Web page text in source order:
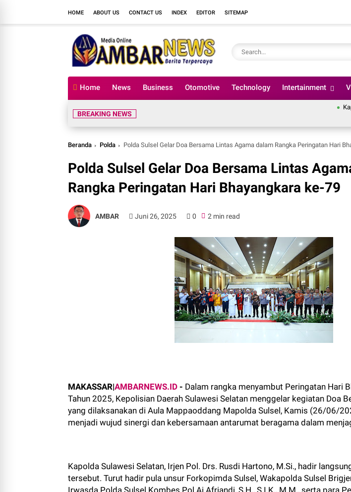
HOME ABOUT US CONTACT US INDEX EDITOR SITEMAP
Home News Business Otomotive Technology Intertainment
BREAKING NEWS
Kapolres
Beranda Polda Polda Sulsel Gelar Doa Bersama Lintas Agama dalam Rangka Peringatan Hari
Polda Sulsel Gelar Doa Bersama Lintas
Rangka Peringatan Hari Bhayangkara ke-79
AMBAR Juni 26, 2025 0 2 min read
MAKASSAR|AMBARNEWS.ID - Dalam rangka menyambut Peringatan Hari
Tahun 2025, Kepolisian Daerah Sulawesi Selatan menggelar kegiatan Doa
yang dilaksanakan di Aula Mappaoddang Mapolda Sulsel, Kamis (26/06/
menjadi wujud sinergi dan kebersamaan antarumat beragama dalam
Kapolda Sulawesi Selatan, Irjen Pol. Drs. Rusdi Hartono, M.Si., hadir
tersebut. Turut hadir pula unsur Forkopimda Sulsel, Wakapolda Sulsel
Irwasda Polda Sulsel Kombes Pol Ai Afriandi, S.H., S.I.K., M.M., serta para